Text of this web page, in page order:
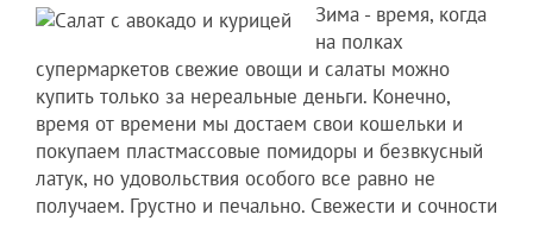
Зима - время, когда
на полках
супермаркетов свежие овощи и салаты можно
купить только за нереальные деньги. Конечно,
время от времени мы достаем свои кошельки и
покупаем пластмассовые помидоры и безвкусный
латук, но удовольствия особого все равно не
получаем. Грустно и печально. Свежести и сочности